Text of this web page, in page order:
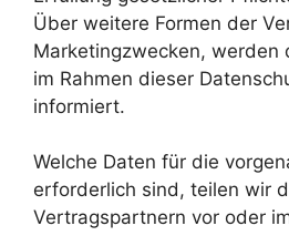
Über weitere Formen der
Marketingzwecken, werden
im Rahmen dieser
informiert.
Welche Daten für die
erforderlich sind, teilen wir
Vertragspartnern vor oder